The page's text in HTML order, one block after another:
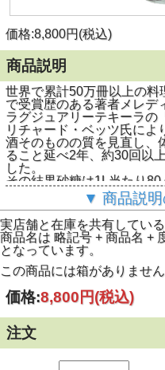
価格:8,800円(税込)
商品説明
世界で累計50万冊以上の料
で受賞歴のある著者メレデ
ラグジュアリーテキーラの
リチャード・ベッツ氏に
酒そのものの質を見直し、
ること延べ2年、約30回以
した。
その結果砂糖は1L当たり
いる競合製品と比べ60％オ
また、Doladiraの主原料で
てゆっくり浸軟させ、他に
ルダーフラワー、松、 ロ
ーブなど選び抜かれたナチ
す。
さらにこの美しい赤の色合
とブラックキャロットから
草や果物のフレッシュな香
らで柔らかな味わいは大変
クトなバランスの食前酒で
▼ 商品説
実店舗と在庫を共有してい
商品名は 略記号 + 商品名 +
となっています。
この商品には箱がありません
価格:8,800円(税込)
注文